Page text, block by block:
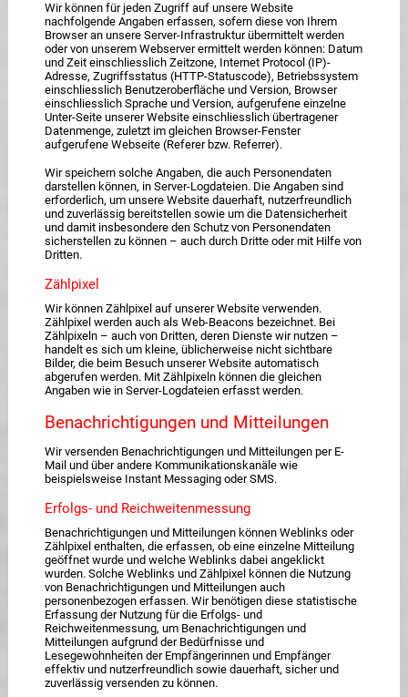
Wir können für jeden Zugriff auf unsere Website
nachfolgende Angaben erfassen, sofern diese von Ihrem
Browser an unsere Server-Infrastruktur übermittelt werden
oder von unserem Webserver ermittelt werden können: Datum
und Zeit einschliesslich Zeitzone, Internet Protocol (IP)-
Adresse, Zugriffsstatus (HTTP-Statuscode), Betriebssystem
einschliesslich Benutzeroberfläche und Version, Browser
einschliesslich Sprache und Version, aufgerufene einzelne
Unter-Seite unserer Website einschliesslich übertragener
Datenmenge, zuletzt im gleichen Browser-Fenster
aufgerufene Webseite (Referer bzw. Referrer).
Wir speichern solche Angaben, die auch Personendaten
darstellen können, in Server-Logdateien. Die Angaben sind
erforderlich, um unsere Website dauerhaft, nutzerfreundlich
und zuverlässig bereitstellen sowie um die Datensicherheit
und damit insbesondere den Schutz von Personendaten
sicherstellen zu können – auch durch Dritte oder mit Hilfe von
Dritten.
Zählpixel
Wir können Zählpixel auf unserer Website verwenden.
Zählpixel werden auch als Web-Beacons bezeichnet. Bei
Zählpixeln – auch von Dritten, deren Dienste wir nutzen –
handelt es sich um kleine, üblicherweise nicht sichtbare
Bilder, die beim Besuch unserer Website automatisch
abgerufen werden. Mit Zählpixeln können die gleichen
Angaben wie in Server-Logdateien erfasst werden.
Benachrichtigungen und Mitteilungen
Wir versenden Benachrichtigungen und Mitteilungen per E-
Mail und über andere Kommunikationskanäle wie
beispielsweise Instant Messaging oder SMS.
Erfolgs- und Reichweitenmessung
Benachrichtigungen und Mitteilungen können Weblinks oder
Zählpixel enthalten, die erfassen, ob eine einzelne Mitteilung
geöffnet wurde und welche Weblinks dabei angeklickt
wurden. Solche Weblinks und Zählpixel können die Nutzung
von Benachrichtigungen und Mitteilungen auch
personenbezogen erfassen. Wir benötigen diese statistische
Erfassung der Nutzung für die Erfolgs- und
Reichweitenmessung, um Benachrichtigungen und
Mitteilungen aufgrund der Bedürfnisse und
Lesegewohnheiten der Empfängerinnen und Empfänger
effektiv und nutzerfreundlich sowie dauerhaft, sicher und
zuverlässig versenden zu können.